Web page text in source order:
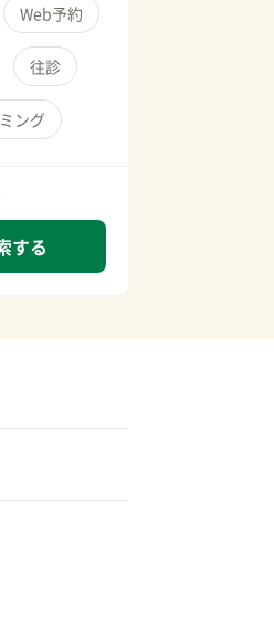
Web予約
往診
ング
する